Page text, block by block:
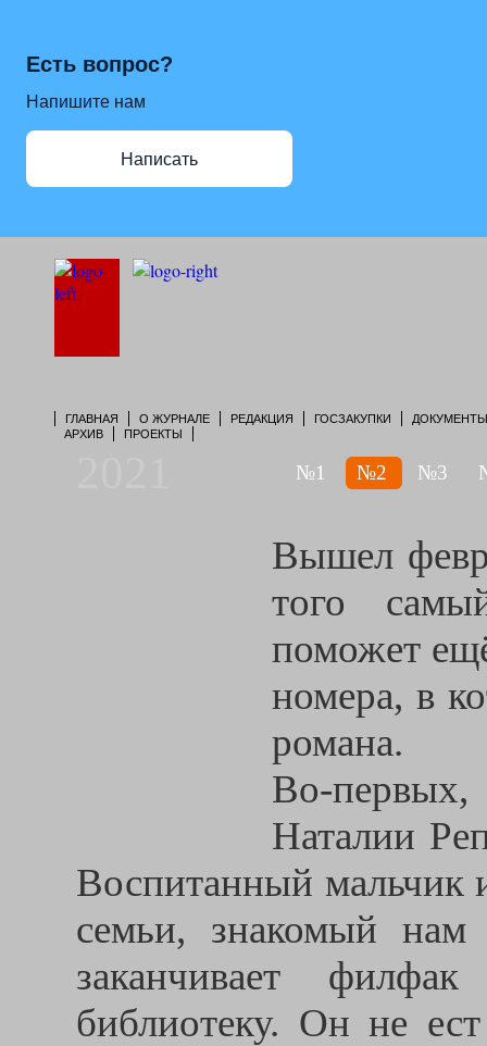
Есть вопрос?
Напишите нам
Написать
ГЛАВНАЯ О ЖУРНАЛЕ РЕДАКЦИЯ ГОСЗАКУПКИ
ДОКУМЕНТЫ
АРХИВ
ПРОЕКТЫ
№1 №2 №3
Вышел
того
поможет
номера, в
романа.
Во-
Наталии
Воспитанный мальчик
семьи, знакомый нам
заканчивает
библиотеку. Он не